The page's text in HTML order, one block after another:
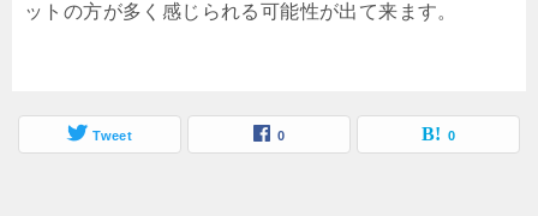
ットの方が多く感じられる可能性が出て来ます。
Tweet 0 0